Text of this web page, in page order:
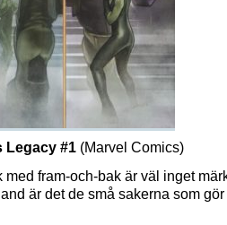
Legacy #1 (Marvel Comics)
fram-och-bak är väl inget
är det de små sakerna som gör